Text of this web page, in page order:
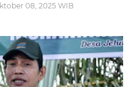
08, 2025 WIB